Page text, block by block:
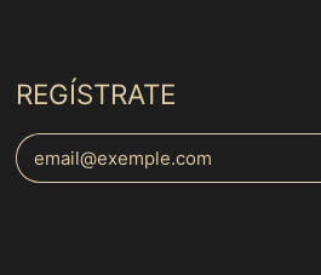
REGÍSTRATE
Estonie (MXN $)